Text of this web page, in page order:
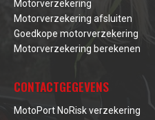
Motorverzekering
Motorverzekering afsluiten
Goedkope motorverzekering
Motorverzekering berekenen
CONTACTGEGEVENS
MotoPort NoRisk verzekering